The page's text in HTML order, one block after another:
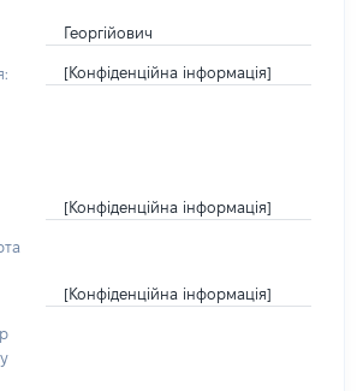
Георгійович
[Конфіденційна інформація]
[Конфіденційна інформація]
[Конфіденційна інформація]